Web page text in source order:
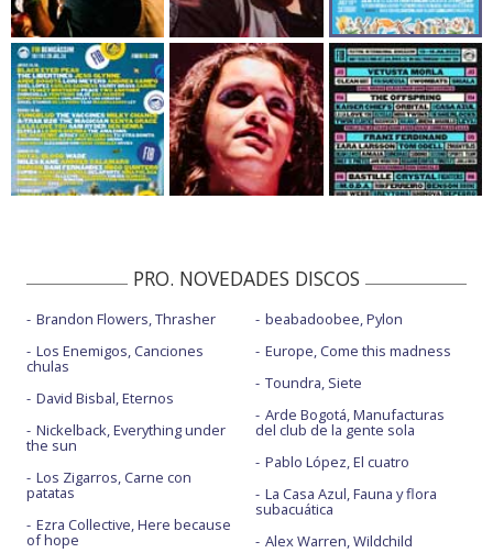
PRO. NOVEDADES DISCOS
Brandon Flowers, Thrasher
Los Enemigos, Canciones
chulas
David Bisbal, Eternos
Nickelback, Everything under
the sun
Los Zigarros, Carne con
patatas
Ezra Collective, Here because
of hope
beabadoobee, Pylon
Europe, Come this madness
Toundra, Siete
Arde Bogotá, Manufacturas
del club de la gente sola
Pablo López, El cuatro
La Casa Azul, Fauna y flora
subacuática
Alex Warren, Wildchild